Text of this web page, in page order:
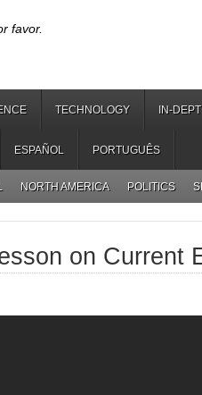
favor.
TECHNOLOGY IN-
ESPAÑOL PORTUGUÊS
NORTH AMERICA POLITICS
on Current